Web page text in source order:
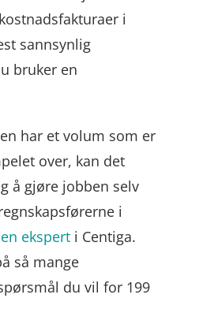
i
sannsynlig
bruker en
har et volum som er
over, kan det
å gjøre jobben selv
i
eksperti Centiga.
så mange
du vil for 199